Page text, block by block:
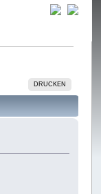
DRUCKEN